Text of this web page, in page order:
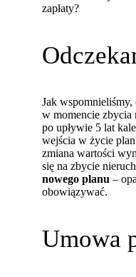
zapłaty?
Jak wspomnieliśmy,
w momencie zbycia
po upływie 5 lat
wejścia w życie
zmiana wartości
się na zbycie
nowego planu –
obowiązywać.
Umowa